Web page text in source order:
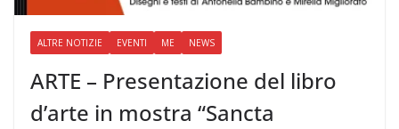
ALTRE NOTIZIE EVENTI ME NEWS
ARTE – Presentazione del libro
d’arte in mostra “Sancta